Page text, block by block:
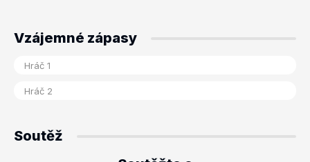
Vzájemné zápasy
Soutěž